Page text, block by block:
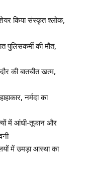
किया संस्कृत श्लोक,
की मौत,
की बातचीत खत्म,
नर्मदा का
में आंधी-तूफान और
में उमड़ा आस्था का